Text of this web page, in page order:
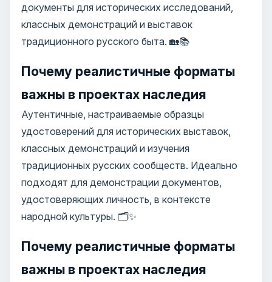
документы для исторических исследований,
классных демонстраций и выставок
традиционного русского быта. 🏡📚
Почему реалистичные форматы
важны в проектах наследия
Аутентичные, настраиваемые образцы
удостоверений для исторических выставок,
классных демонстраций и изучения
традиционных русских сообществ. Идеально
подходят для демонстрации документов,
удостоверяющих личность, в контексте
народной культуры. 🗂️✨
Почему реалистичные форматы
важны в проектах наследия